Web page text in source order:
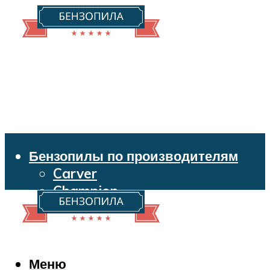
Бензопилы по производителям
Carver
Champion
Echo
Husqvarna
Makita
Меню